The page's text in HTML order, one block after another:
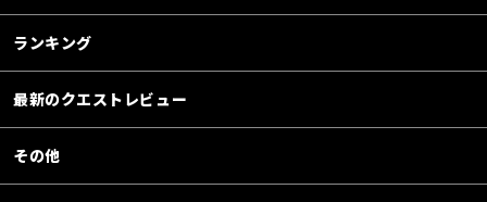
ランキング
最新のクエストレビュー
その他